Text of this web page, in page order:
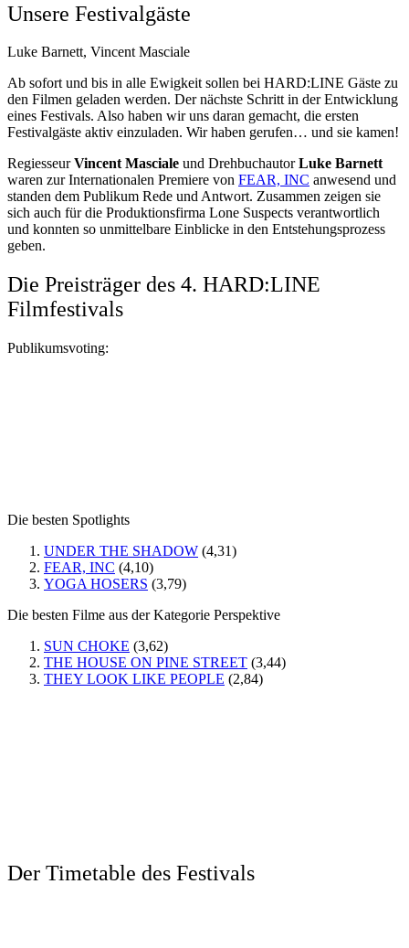
Unsere Festivalgäste
Luke Barnett, Vincent Masciale
Ab sofort und bis in alle Ewigkeit sollen bei HARD:LINE Gäste zu
den Filmen geladen werden. Der nächste Schritt in der Entwicklung
eines Festivals. Also haben wir uns daran gemacht, die ersten
Festivalgäste aktiv einzuladen. Wir haben gerufen… und sie kamen!
RegiesseurVincent Masciale und DrehbuchautorLuke Barnett
waren zur Internationalen Premiere von FEAR, INC anwesend und
standen dem Publikum Rede und Antwort. Zusammen zeigen sie
sich auch für die Produktionsfirma Lone Suspects verantwortlich
und konnten so unmittelbare Einblicke in den Entstehungsprozess
geben.
Die Preisträger des 4. HARD:LINE
Filmfestivals
Publikumsvoting:
Die besten Spotlights
UNDER THE SHADOW (4,31)
FEAR, INC (4,10)
YOGA HOSERS (3,79)
Die besten Filme aus der Kategorie Perspektive
SUN CHOKE (3,62)
THE HOUSE ON PINE STREET (3,44)
THEY LOOK LIKE PEOPLE (2,84)
Der Timetable des Festivals